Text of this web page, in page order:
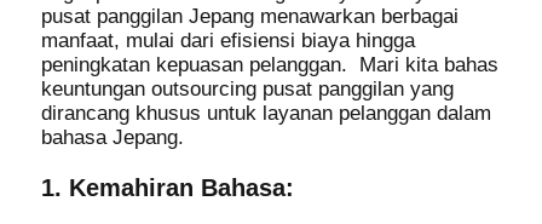
pusat panggilan Jepang menawarkan berbagai
manfaat, mulai dari efisiensi biaya hingga
peningkatan kepuasan pelanggan. Mari kita bahas
keuntungan outsourcing pusat panggilan yang
dirancang khusus untuk layanan pelanggan dalam
bahasa Jepang.
1. Kemahiran Bahasa: